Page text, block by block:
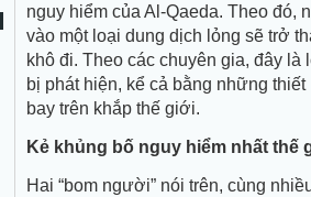
nguy hiểm của Al-Qaeda. Theo
vào một loại dung dịch lỏng sẽ trở
khô đi. Theo các chuyên gia, đây
bị phát hiện, kể cả bằng những
bay trên khắp thế giới.
Kẻ khủng bố nguy hiểm nhất thế
Hai “bom người” nói trên, cùng